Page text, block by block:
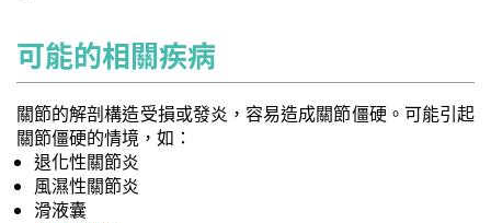
可能的相關疾病
關節的解剖構造受損或發炎，容易造成關節僵硬。可能引起
關節僵硬的情境，如：
退化性關節炎
風濕性關節炎
滑液囊